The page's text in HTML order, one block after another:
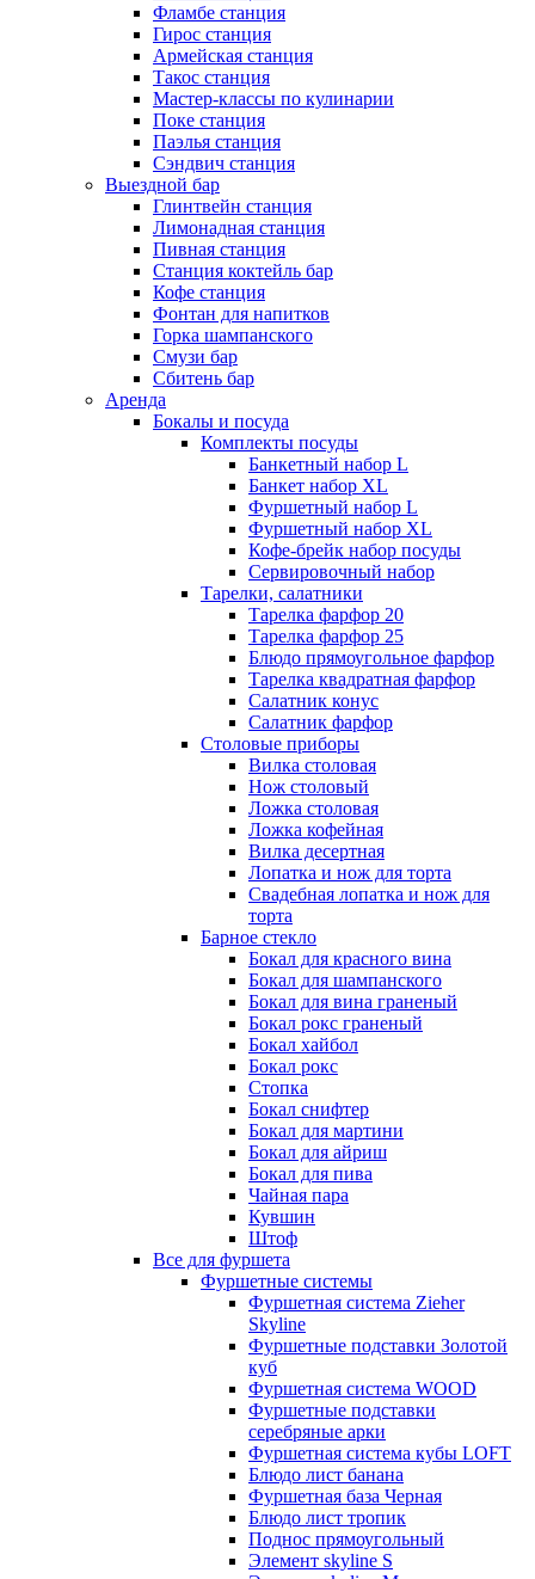
Фламбе станция
Гирос станция
Армейская станция
Такос станция
Мастер-классы по кулинарии
Поке станция
Паэлья станция
Сэндвич станция
Выездной бар
Глинтвейн станция
Лимонадная станция
Пивная станция
Станция коктейль бар
Кофе станция
Фонтан для напитков
Горка шампанского
Смузи бар
Сбитень бар
Аренда
Бокалы и посуда
Комплекты посуды
Банкетный набор L
Банкет набор XL
Фуршетный набор L
Фуршетный набор ХL
Кофе-брейк набор посуды
Сервировочный набор
Тарелки, салатники
Тарелка фарфор 20
Тарелка фарфор 25
Блюдо прямоугольное фарфор
Тарелка квадратная фарфор
Салатник конус
Салатник фарфор
Столовые приборы
Вилка столовая
Нож столовый
Ложка столовая
Ложка кофейная
Вилка десертная
Лопатка и нож для торта
Свадебная лопатка и нож для
торта
Барное стекло
Бокал для красного вина
Бокал для шампанского
Бокал для вина граненый
Бокал рокс граненый
Бокал хайбол
Бокал рокс
Стопка
Бокал снифтер
Бокал для мартини
Бокал для айриш
Бокал для пива
Чайная пара
Кувшин
Штоф
Все для фуршета
Фуршетные системы
Фуршетная система Zieher
Skyline
Фуршетные подставки Золотой
куб
Фуршетная система WOOD
Фуршетные подставки
серебряные арки
Фуршетная система кубы LOFT
Блюдо лист банана
Фуршетная база Черная
Блюдо лист тропик
Поднос прямоугольный
Элемент skyline S